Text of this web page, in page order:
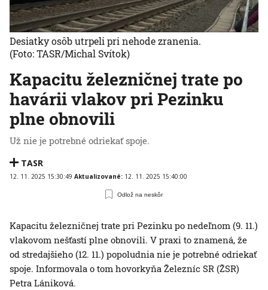
Kapacitu železničnej trate po
havárii vlakov pri Pezinku
plne obnovili
Už nie je potrebné odriekať spoje.
TASR
12. 11. 2025 15:30:49 Aktualizované: 12. 11. 2025 15:40:00
Odlož na neskôr
Desiatky osôb utrpeli pri nehode zranenia.
(Foto: TASR/Michal Svítok)
Kapacitu železničnej trate pri Pezinku po nedeľnom (9. 11.)
vlakovom nešťastí plne obnovili. V praxi to znamená, že
od stredajšieho (12. 11.) popoludnia nie je potrebné odriekať
spoje. Informovala o tom hovorkyňa Železníc SR (ŽSR)
Petra Lániková.